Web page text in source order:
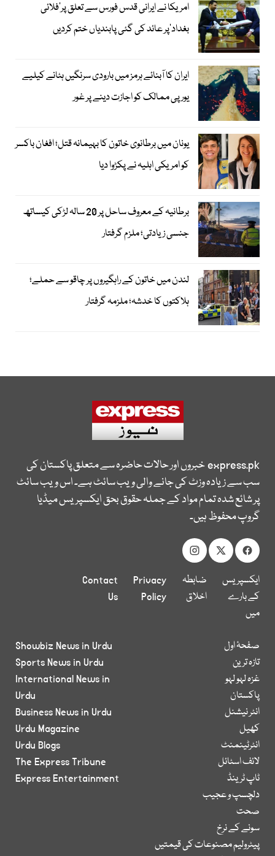
امریکا نے ایرانی قدس فورس سے تعلق پر’فلائی
بغداد‘پر عائد کی گئی پابندیاں ختم کردیں
ایران کا آبنائے ہرمز میں بارودی سرنگیں ہٹانے کیلیے
یورپی ممالک کو اجازت دینے پر غور
یونان میں برطانوی خاتون کا بہیمانہ قتل؛ افغان باکسر
کو امریکی اہلیہ نے پکڑوا دیا
برطانیہ کے معروف ساحل پر 20 سالہ لڑکی کیساتھ
جنسی زیادتی؛ ملزم گرفتار
لندن میں خاتون کے راہگیروں پر چاقو سے حملے؛
ہلاکتوں کا خدشہ؛ ملزمہ گرفتار
express.pkخبروں اور حالات حاضرہ سے متعلق پاکستان کی
سب سے زیادہ وزٹ کی جانے والی ویب سائٹ ہے۔ اس ویب سائٹ
پر شائع شدہ تمام مواد کے جملہ حقوق بحق ایکسپریس میڈیا
گروپ محفوظ ہیں۔
ایکسپریس
کے بارے
میں
ضابطہ
اخلاق
Privacy
Policy
Contact
Us
صفحۂ اول
تازہ ترین
غزہ لہو لہو
پاکستان
انٹر نیشنل
کھیل
انٹرٹینمنٹ
لائف اسٹائل
ٹاپ ٹرینڈ
دلچسپ و عجیب
صحت
سونے کے نرخ
پیٹرولیم مصنوعات کی قیمتیں
Showbiz News in Urdu
Sports News in Urdu
International News in
Urdu
Business News in Urdu
Urdu Magazine
Urdu Blogs
The Express Tribune
Express Entertainment